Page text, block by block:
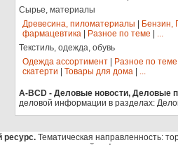
Сырье, материалы
Древесина, пиломатериалы
Бензин,
фармацевтика
Разное по теме
...
Текстиль, одежда, обувь
Одежда ассортимент
Разное по теме
скатерти
Товары для дома ...
A-BCD - Деловые новости, Деловые
деловой информации в разделах:
ресурс. Тематическая направленность: